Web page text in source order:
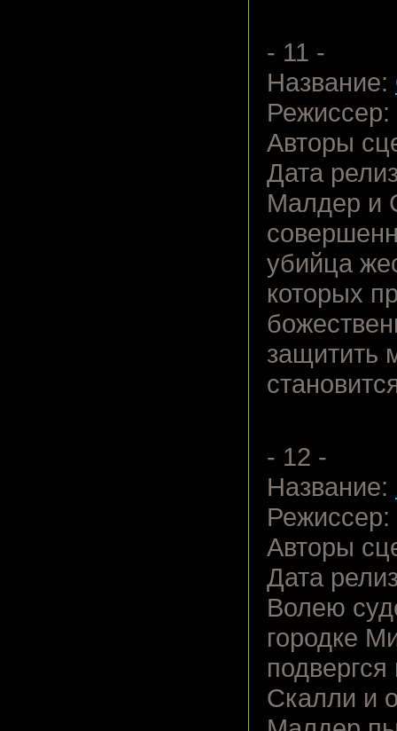
- 11 -
Название:
Режиссер:
Авторы
Дата
Малдер и
убийца
которых
защитить
- 12 -
Название:
Авторы
Дата
Волею
городке
Скалли и